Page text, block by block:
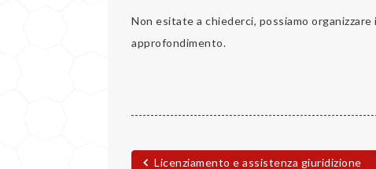
PUBBLICAZIONI
Non esitate a chiederci, possiamo
approfondimento.
Licenziamento e assistenza giuridizione